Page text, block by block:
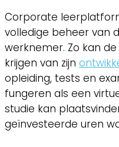
Corporate
volledige beheer van
werknemer. Zo kan
krijgen van zijn
opleiding, tests en
fungeren als een
studie kan
geïnvesteerde uren